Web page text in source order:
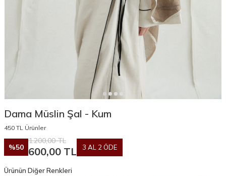
Dama Müslin Şal - Kum
450 TL Ürünler
%50
1.200,00TL
600,00 TL 3 AL 2 ÖDE
Ürünün Diğer Renkleri